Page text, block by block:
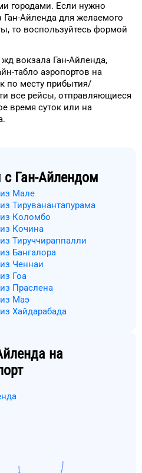
городами. Если нужно
Ган-Айленда для желаемого
то воспользуйтесь формой
жд вокзала Ган-Айленда,
табло аэропортов на
по месту прибытия/
все рейсы, отправляющиеся
время суток или на
.
с Ган-Айлендом
из Мале
Тируванантапурама
из Коломбо
Кочина
Тируччираппалли
Бангалора
Ченнаи
Гоа
Праслена
Маэ
Хайдарабада
на